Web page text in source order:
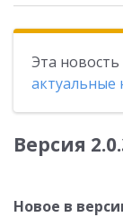
Эта
актуальные
Версия
Новое в